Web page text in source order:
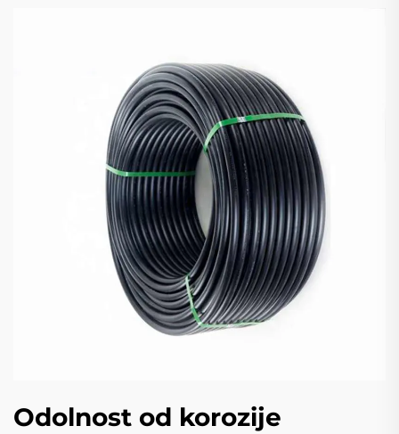
Odolnost od korozije